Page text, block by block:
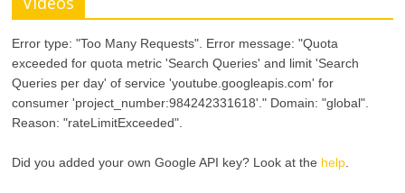
Error type: "Too Many Requests". Error message: "Quota
exceeded for quota metric 'Search Queries' and limit 'Search
Queries per day' of service 'youtube.googleapis.com' for
consumer 'project_number:984242331618'." Domain: "global".
Reason: "rateLimitExceeded".
Did you added your own Google API key? Look at the help